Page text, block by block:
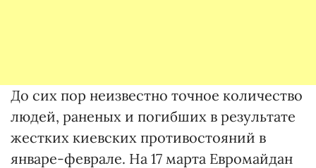
До сих пор неизвестно точное количество
людей, раненых и погибших в результате
жестких киевских противостояний в
январе-феврале. На 17 марта Евромайдан